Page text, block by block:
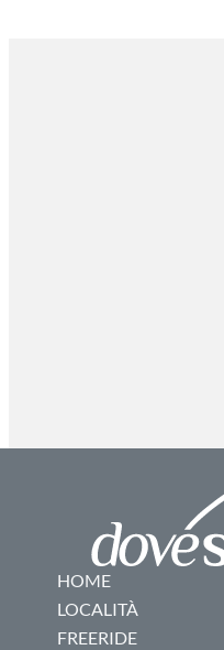
HOME
LOCALITÀ
FREERIDE